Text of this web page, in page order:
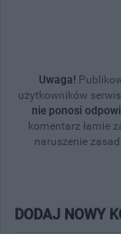
Uwaga!
użytkowników
nie ponosi
komentarz łamie
naruszenie
DODAJ NOWY